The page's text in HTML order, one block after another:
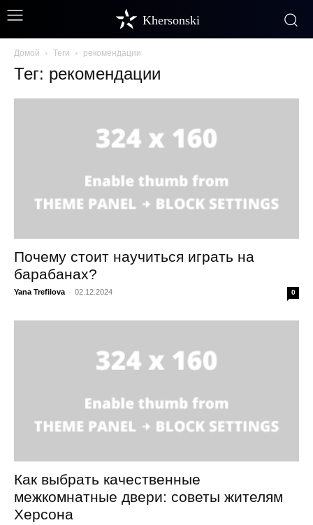
Khersonski
Домой Теги рекомендации
Тег: рекомендации
Почему стоит научиться играть на
барабанах?
Yana Trefilova - 02.12.2024 0
Как выбрать качественные
межкомнатные двери: советы жителям
Херсона